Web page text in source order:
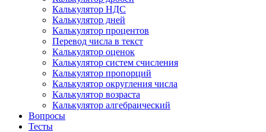
Калькулятор НДС
Калькулятор дней
Калькулятор процентов
Перевод числа в текст
Калькулятор оценок
Калькулятор систем счисления
Калькулятор пропорций
Калькулятор округления числа
Калькулятор возраста
Калькулятор алгебраический
Вопросы
Тесты